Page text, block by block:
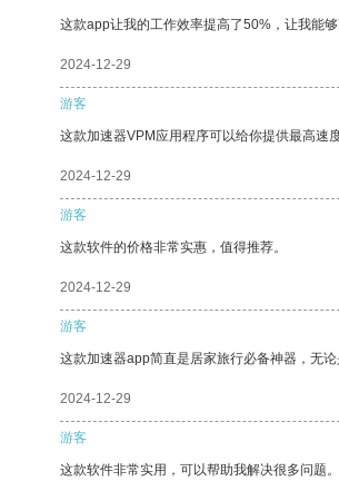
这款app让我的工作效率提高了50%，让我能
2024-12-29
游客
这款加速器VPM应用程序可以给你提供最高速
2024-12-29
游客
这款软件的价格非常实惠，值得推荐。
2024-12-29
游客
这款加速器app简直是居家旅行必备神器，无
2024-12-29
游客
这款软件非常实用，可以帮助我解决很多问题。